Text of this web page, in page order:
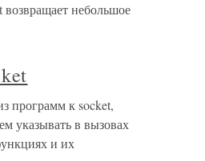
возвращает небольшое
программ к socket,
указывать в вызовах
и их